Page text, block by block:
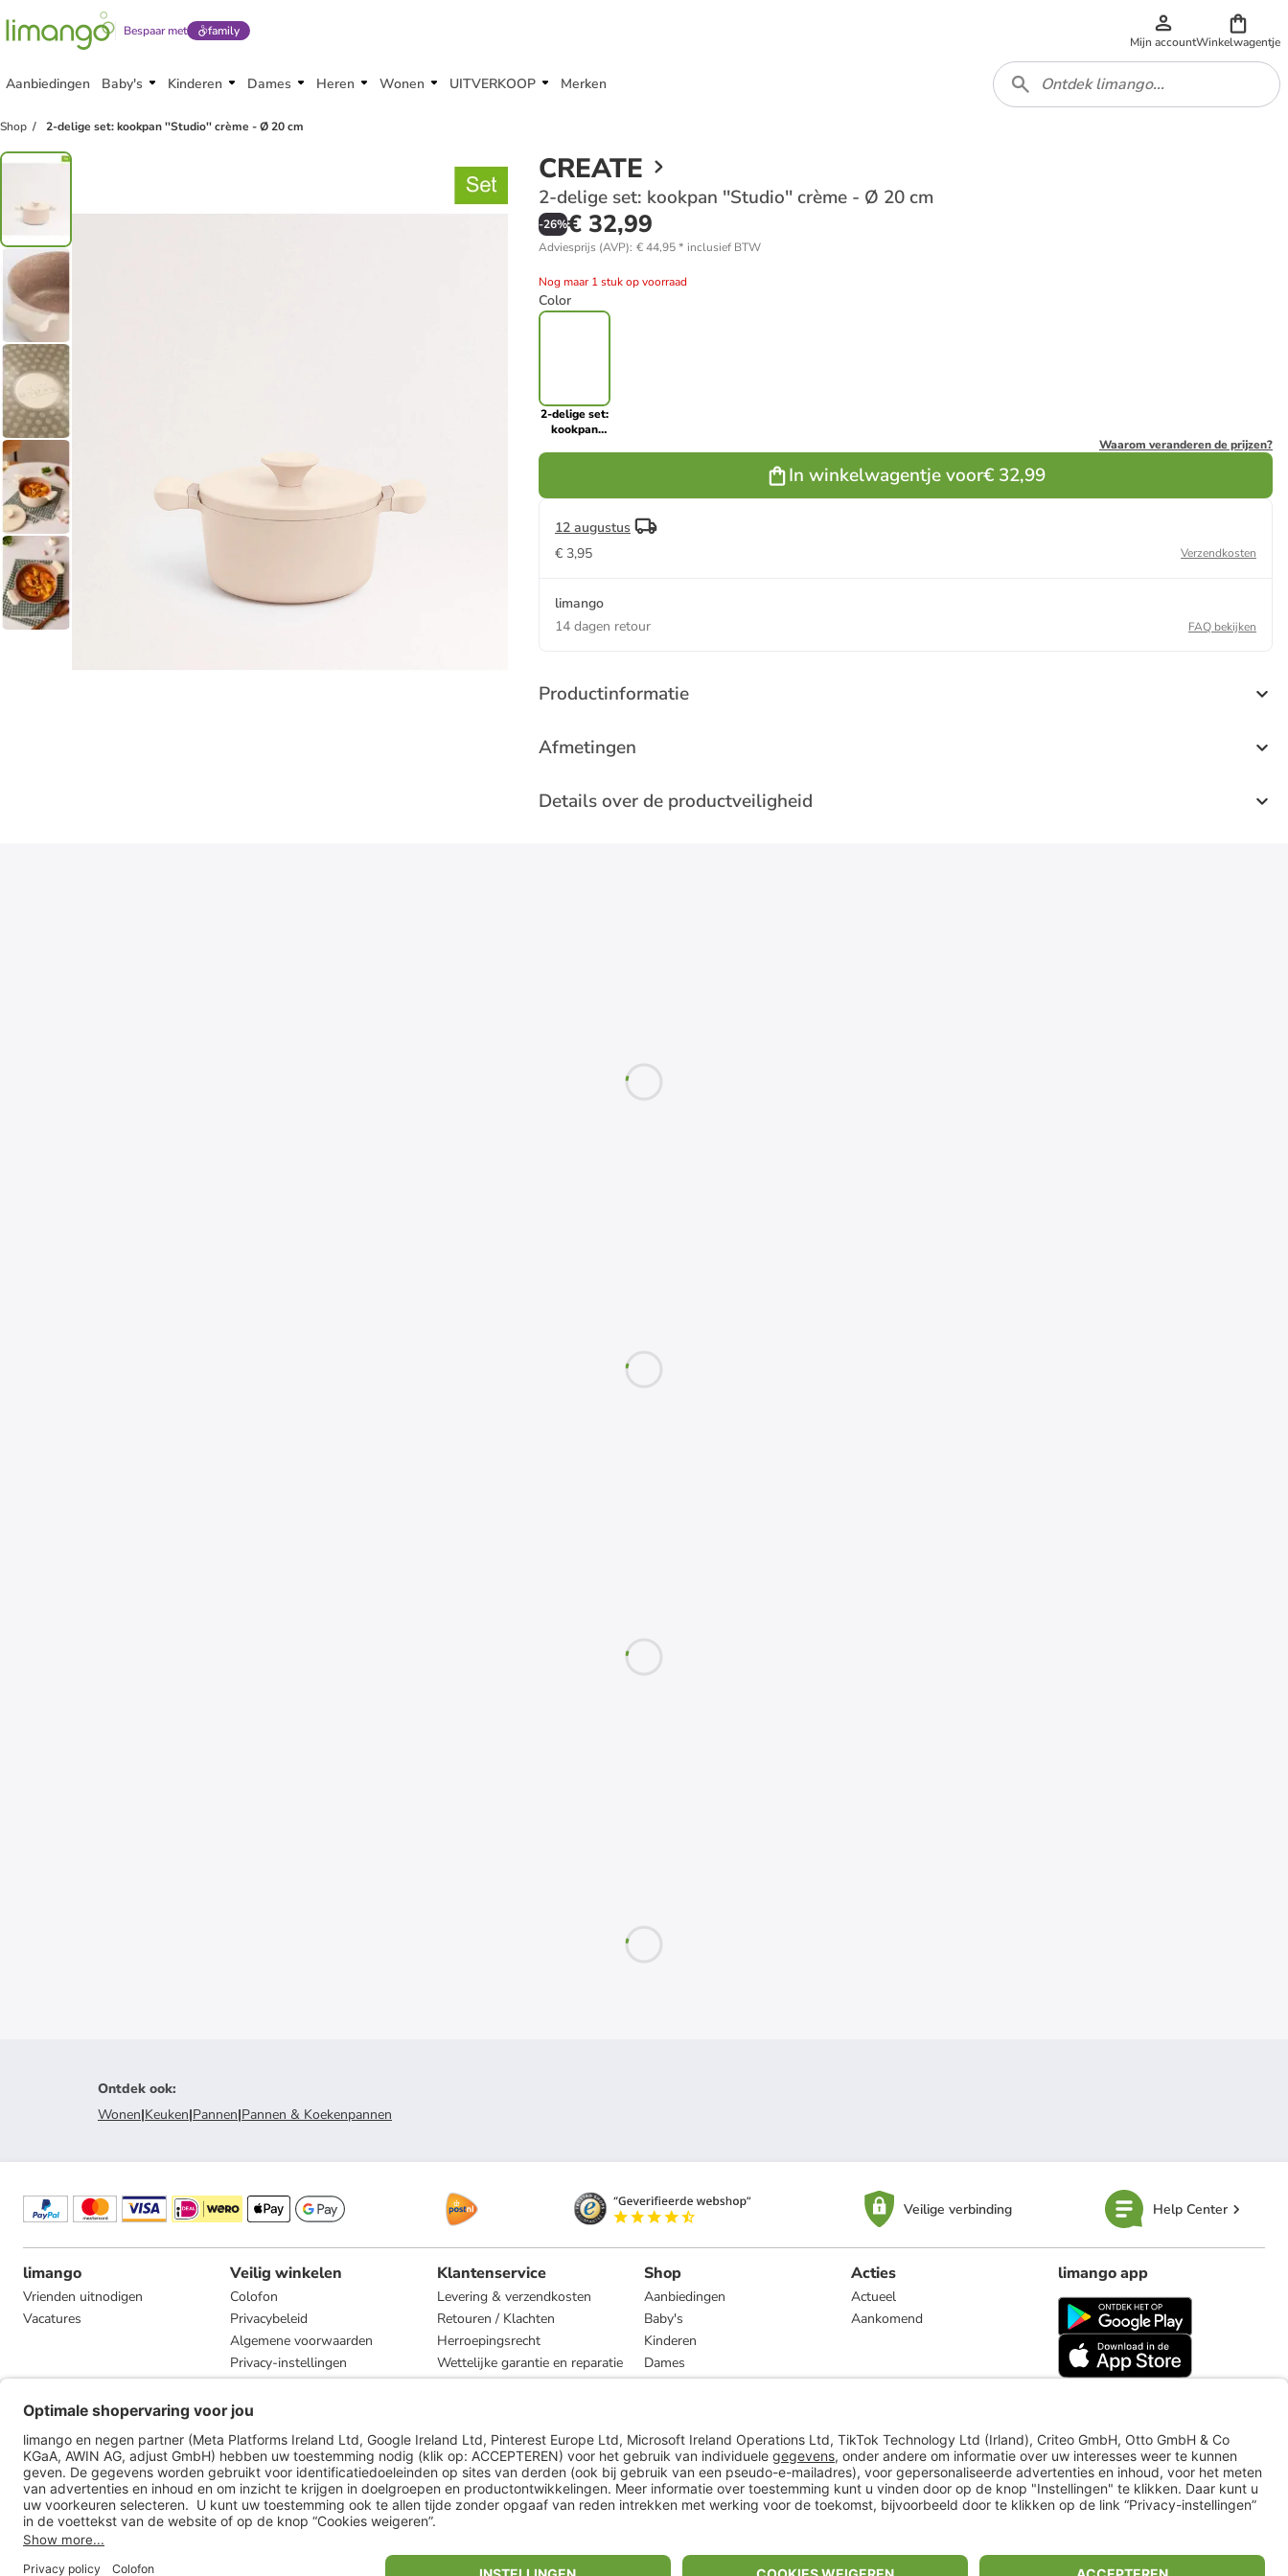
Bespaar met family
Mijn accountWinkelwagentje
Aanbiedingen Baby's Kinderen Dames Heren Wonen UITVERKOOP Merken
Shop 2-delige set: kookpan ''Studio'' crème - Ø 20 cm
CREATE
2-delige set: kookpan ''Studio'' crème - Ø 20 cm
-26%€ 32,99
Adviesprijs (AVP): € 44,95* inclusief BTW
Nog maar 1 stuk op voorraad
Color
2-delige set:
kookpan
crème - Ø 20
Waarom veranderen de prijzen?
In winkelwagentje voor€ 32,99
12 augustus
€ 3,95
Verzendkosten
limango
14 dagen retour
FAQ bekijken
Productinformatie
Afmetingen
Details over de productveiligheid
Ontdek ook:
Wonen|Keuken|Pannen|Pannen & Koekenpannen
Veilige verbinding Help Center
limango
Vrienden uitnodigen
Vacatures
Veilig winkelen
Colofon
Privacybeleid
Algemene voorwaarden
Privacy-instellingen
Compliance
Klantenservice
Levering & verzendkosten
Retouren / Klachten
Herroepingsrecht
Wettelijke garantie en reparatie
Shop
Aanbiedingen
Baby's
Kinderen
Dames
Heren
Acties
Actueel
Aankomend
limango app
limango.de limango.pl
** Alle prijsopgaven zijn inclusief belasting en exclusief verzendkosten
ᵃ Bij een minimale bestelwaarde van €15.